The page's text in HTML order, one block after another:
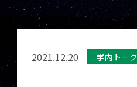
2021.12.20 学内トーク